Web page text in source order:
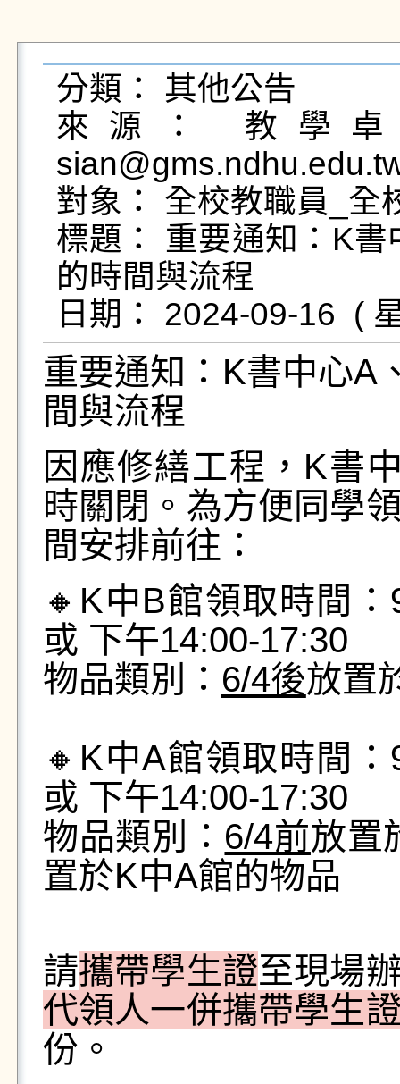
分類： 其他公告
來源： 教學
對象： 全校教職員_全
標題： 重要通知：K
的時間與流程
重要通知：K書中心A
間與流程
因應修繕工程，K書
時關閉。為方便同學
間安排前往：
🔸K中B館領取時間
或 下午14:00-17:30
物品類別： 6/4後放置
🔸K中A館領取時間
或 下午14:00-17:30
物品類別： 6/4前放置
置於K中A館的物品
請攜帶學生證至現場
代領人一併攜帶學生
份。